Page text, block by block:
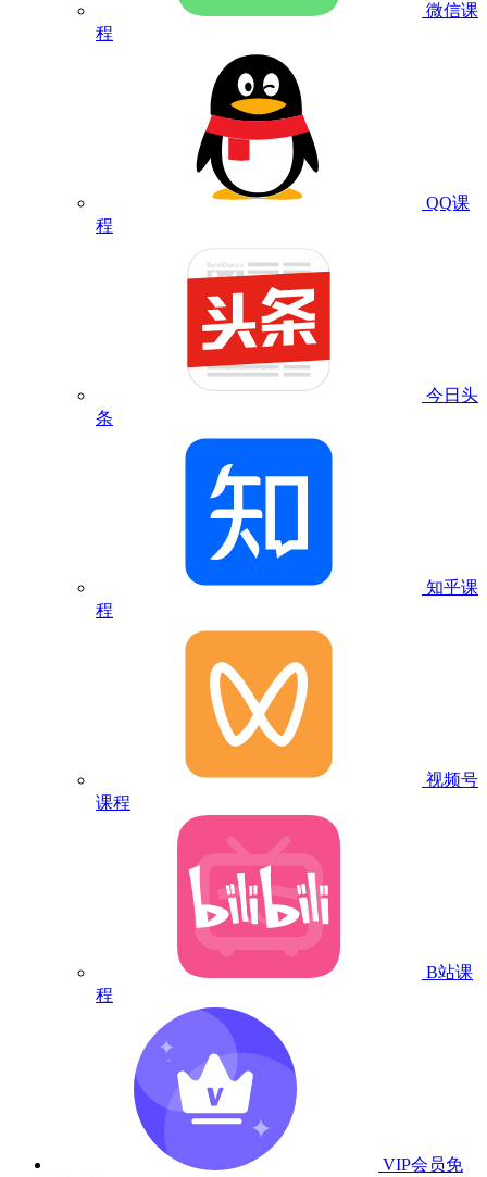
微信课
程
QQ课
程
今日头
条
知乎课
程
视频号
课程
B站课
程
VIP会员免